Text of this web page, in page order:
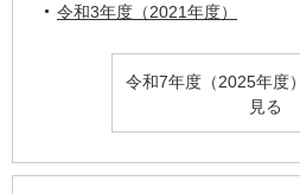
令和3年度（2021年度）
令和7年度（2025年度
見る